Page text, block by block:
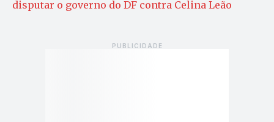
disputar o governo do DF contra Celina Leão